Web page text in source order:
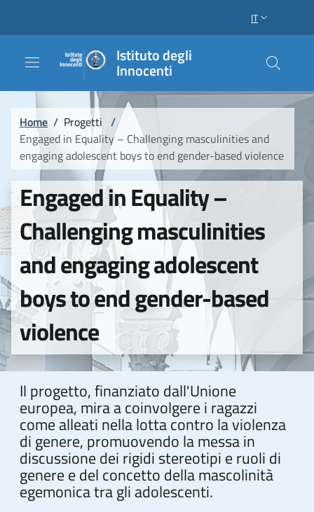
SELETTORE
IT
Istituto degli
Innocenti
Briciole di pane
Home / Progetti /
Engaged in Equality – Challenging masculinities and
engaging adolescent boys to end gender-based violence
Engaged in Equality –
Challenging masculinities
and engaging adolescent
boys to end gender-based
violence
Il progetto, finanziato dall'Unione
europea, mira a coinvolgere i ragazzi
come alleati nella lotta contro la violenza
di genere, promuovendo la messa in
discussione dei rigidi stereotipi e ruoli di
genere e del concetto della mascolinità
egemonica tra gli adolescenti.